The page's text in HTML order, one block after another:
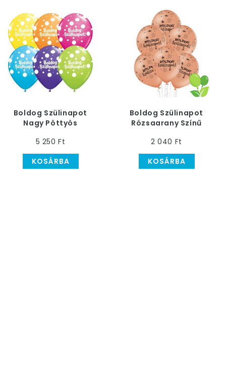
Boldog Szülinapot
Nagy Pöttyös
25 db
5 250 Ft
KOSÁRBA
Boldog Szülinapot
Rózsaarany Színű
2 040 Ft
KOSÁRBA